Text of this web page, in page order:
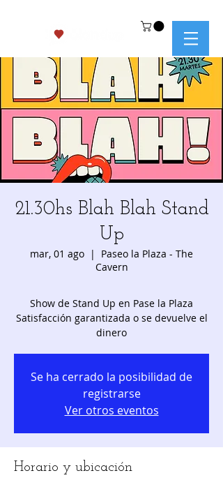
21.30hs Blah Blah Stand
Up
mar, 01 ago
  |
Paseo la Plaza - The
Cavern
Show de Stand Up en Pase la Plaza
Satisfacción garantizada o se devuelve el
dinero
Se ha cerrado la posibilidad de
registrarse
Ver otros eventos
Horario y ubicación